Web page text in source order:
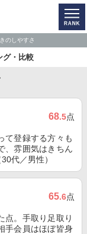
のしやすさ
グ・比較
68.5点
て登録する方々も
、雰囲気はきちん
代／男性）
65.6点
点。手取り足取り
手会員はほぼ皆身